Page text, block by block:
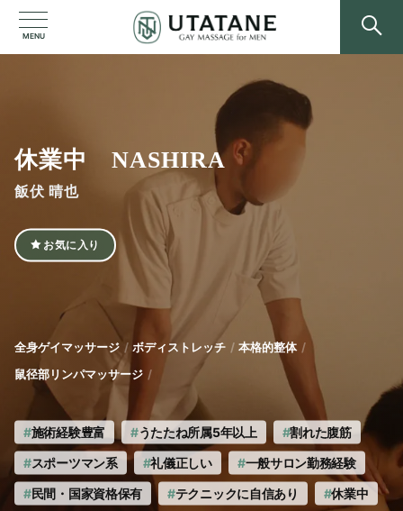
MENU
休業中 NASHIRA
飯伏 晴也
お気に入り
全身ゲイマッサージ ボディストレッチ
本格的整体
鼠径部リンパマッサージ
施術経験豊富 うたたね所属5年以上
割れた腹筋
スポーツマン系
礼儀正しい
一般サロン勤務経験
民間・国家資格保有
テクニックに自信あり 休業中